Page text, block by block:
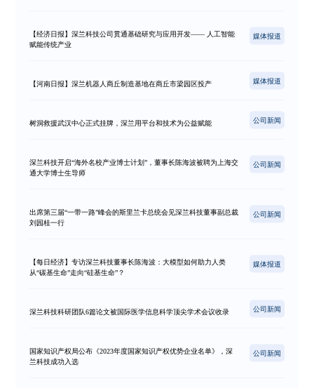
【经济日报】深兰科技公司贯通基础研究与应用开发—— 人工智能
赋能传统产业
媒体报道
【河南日报】深兰机器人商丘制造基地在商丘市梁园区投产 媒体报道
树洞救援武汉中心正式挂牌，深兰用平台和技术为公益赋能 公司新闻
深兰科技开启“海外名校产业博士计划”，董事长陈海波被聘为上海交
通大学博士生导师
公司新闻
出席第三届“一带一路”峰会的斯里兰卡总统会见深兰科技董事副总裁
刘园桂一行
公司新闻
【每日经济】专访深兰科技董事长陈海波：大模型如何助力人类
从“碳基生命”走向“硅基生命”？
媒体报道
深兰科技科研团队6篇论文被国际医学信息科学顶尖学术会议收录 公司新闻
国家知识产权局公布《2023年度国家知识产权优势企业名单》，深
兰科技成功入选
公司新闻